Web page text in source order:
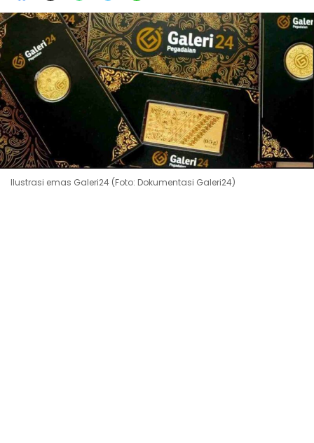
Ilustrasi emas Galeri24 (Foto: Dokumentasi Galeri24)